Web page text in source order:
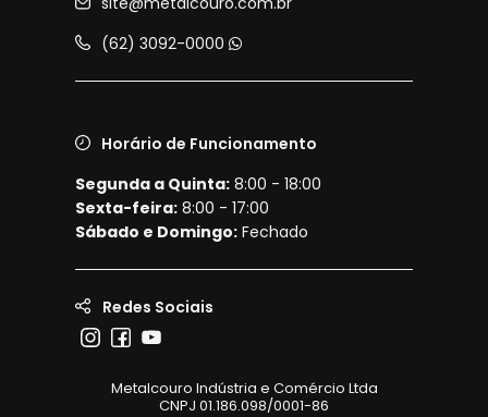
(62) 3092-0000
Horário de Funcionamento
Segunda a Quinta: 8:00 - 18:00
Sexta-feira: 8:00 - 17:00
Sábado e Domingo: Fechado
Redes Sociais
Metalcouro Indústria e Comércio Ltda
CNPJ 01.186.098/0001-86